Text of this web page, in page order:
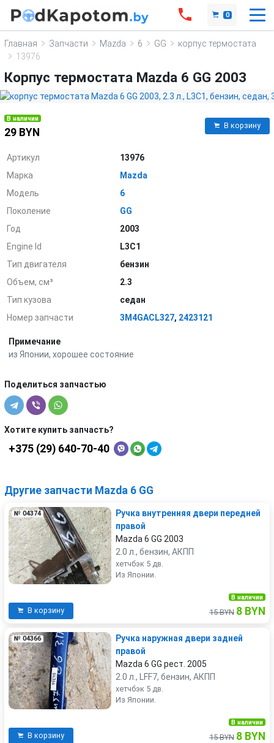
0
Главная Запчасти Mazda 6 GG
корпус термостата
13976
Корпус термостата Mazda 6 GG 2003
В наличии
29 BYN
В корзину
Артикул
13976
Марка
Mazda
Модель
6
Поколение
GG
Год
2003
Engine Id
L3C1
Тип двигателя
бензин
Объем, см³
2.3
Тип кузова
седан
Номер запчасти
3M4GACL327, 2423121
Примечание
из Японии, хорошее состояние
Поделиться запчастью
Хотите купить запчасть?
+375 (29) 640-70-40
Другие запчасти Mazda 6 GG
№ 04374
Ручка внутренняя двери передней
правой
Mazda 6 GG 2003
2.0 л., бензин, АКПП
хетчбэк 5 дв.
Из Японии.
В корзину
В наличии
15 BYN 8 BYN
№ 04366
Ручка наружная двери задней
правой
Mazda 6 GG рест. 2005
2.0 л., LFF7, бензин, АКПП
хетчбэк 5 дв.
Из Японии.
В корзину
В наличии
15 BYN 8 BYN